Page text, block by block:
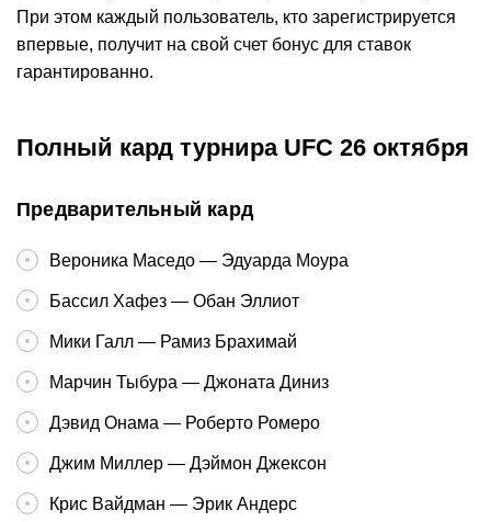
При этом каждый пользователь, кто зарегистрируется
впервые, получит на свой счет бонус для ставок
гарантированно.
Полный кард турнира UFC 26 октября
Предварительный кард
Вероника Маседо — Эдуарда Моура
Бассил Хафез — Обан Эллиот
Мики Галл — Рамиз Брахимай
Марчин Тыбура — Джоната Диниз
Дэвид Онама — Роберто Ромеро
Джим Миллер — Дэймон Джексон
Крис Вайдман — Эрик Андерс